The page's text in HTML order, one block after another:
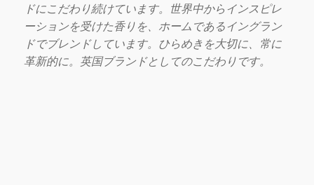
ドにこだわり続けています。世界中からインスピレ
ーションを受けた香りを、ホームであるイングラン
ドでブレンドしています。ひらめきを大切に、常に
革新的に。英国ブランドとしてのこだわりです。